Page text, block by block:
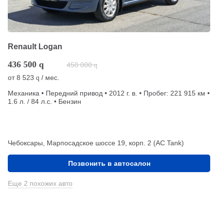
Renault Logan
436 500 q 450 000 q
от8 523 q / мес.
Механика • Передний привод • 2012 г. в. • Пробег: 221 915 км •
1.6 л. / 84 л.с. • Бензин
Чебоксары, Марпосадское шоссе 19, корп. 2 (АС Tank)
Позвонить в автосалон
Еще 2 похожих авто